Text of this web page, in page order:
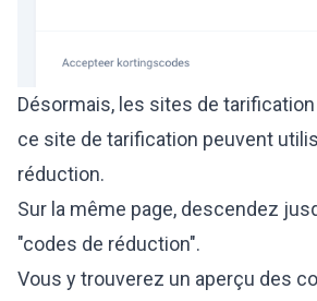
Désormais, les sites de
ce site de tarification peuvent
réduction.
Sur la même page, descendez
"codes de réduction".
Vous y trouverez un aperçu des